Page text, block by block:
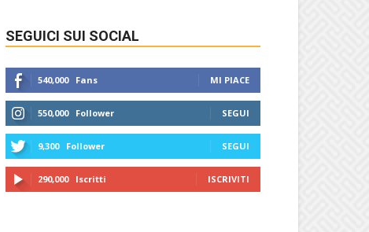
SEGUICI SUI SOCIAL
540,000 Fans MI PIACE
550,000 Follower SEGUI
9,300 Follower SEGUI
290,000 Iscritti ISCRIVITI